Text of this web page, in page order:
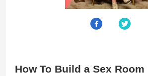
How To Build a Sex Room